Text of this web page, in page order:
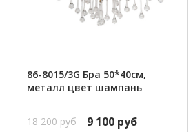
86-8015/3G Бра 50*40см,
металл цвет шампань
18 200 руб 9 100 руб